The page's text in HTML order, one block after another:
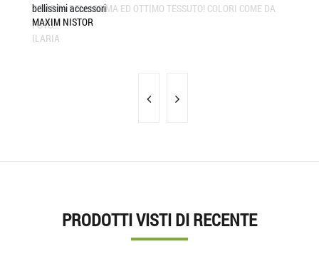
SCIARPA BELLISSIMA ED OTTIMO TESSUTO! COLORI COME DA
FOTO...
ILARIA
bellissimi accessori
MAXIM NISTOR
PRODOTTI VISTI DI RECENTE